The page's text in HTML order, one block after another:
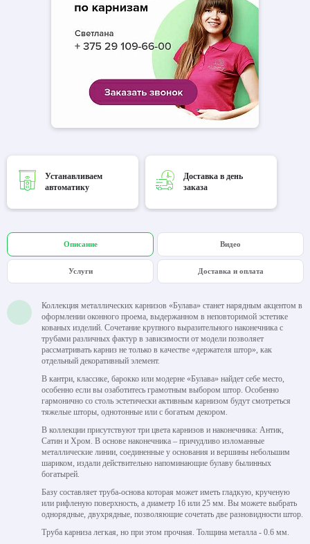
Устанавливаем
автоматику
Доставка в день
заказа
Описание Видео
Услуги Доставка и оплата
Коллекция металлических карнизов «Булава» станет нарядным акцентом в
оформлении оконного проема, выдержанном в неповторимой эстетике
кованых изделий. Сочетание крупного выразительного наконечника с
трубами различных фактур в зависимости от модели позволяет
рассматривать карниз не только в качестве «держателя штор», как
отдельный декоративный элемент.
В кантри, классике, барокко или модерне «Булава» найдет себе место,
особенно если вы озаботитесь грамотным выбором штор. Особенно
гармонично со столь эстетически активным карнизом будут смотреться
тяжелые шторы, однотонные или с богатым декором.
В коллекции присутствуют три цвета карнизов и наконечника: Антик,
Сатин и Хром. В основе наконечника – причудливо изломанные
металлические линии, соединенные у основания и вершины небольшим
шариком, издали действительно напоминающие булаву былинных
богатырей.
Базу составляет труба-основа которая может иметь гладкую, крученую
или рифленую поверхность, а диаметр 16 или 25 мм. Вы можете выбрать
однорядные, двухрядные, позволяющие сочетать две разновидности штор.
Труба карниза легкая, но при этом прочная. Толщина металла - 0.6 мм.